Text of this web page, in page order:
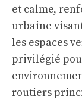
et calme,
urbaine
les espaces
privilégié
routiers